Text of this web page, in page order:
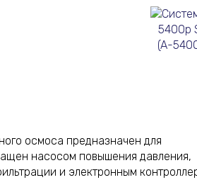
осмоса предназначен для
насосом повышения давления,
и электронным